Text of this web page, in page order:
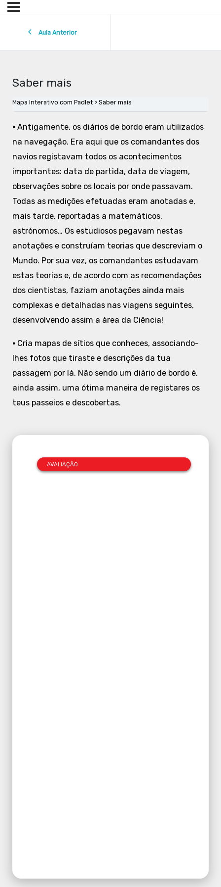
Aula Anterior
Saber mais
Mapa Interativo com Padlet Saber mais
•Antigamente, os diários de bordo eram utilizados
na navegação. Era aqui que os comandantes dos
navios registavam todos os acontecimentos
importantes: data de partida, data de viagem,
observações sobre os locais por onde passavam.
Todas as medições efetuadas eram anotadas e,
mais tarde, reportadas a matemáticos,
astrónomos… Os estudiosos pegavam nestas
anotações e construíam teorias que descreviam o
Mundo. Por sua vez, os comandantes estudavam
estas teorias e, de acordo com as recomendações
dos cientistas, faziam anotações ainda mais
complexas e detalhadas nas viagens seguintes,
desenvolvendo assim a área da Ciência!
•Cria mapas de sítios que conheces, associando-
lhes fotos que tiraste e descrições da tua
passagem por lá. Não sendo um diário de bordo é,
ainda assim, uma ótima maneira de registares os
teus passeios e descobertas.
AVALIAÇÃO